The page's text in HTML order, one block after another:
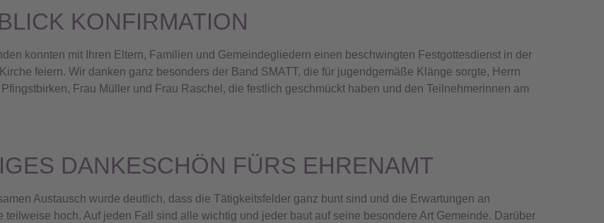
KONFIRMATION
konnten mit Ihren Eltern, Familien und Gemeindegliedern einen beschwingten Festgottesdienst in der
feiern. Wir danken ganz besonders der Band SMATT, die für jugendgemäße Klänge sorgte, Herrn
Pfingstbirken, Frau Müller und Frau Raschel, die festlich geschmückt haben und den Teilnehmerinnen am
DANKESCHÖN FÜRS EHRENAMT
Austausch wurde deutlich, dass die Tätigkeitsfelder ganz bunt sind und die Erwartungen an
teilweise hoch. Auf jeden Fall sind alle wichtig und jeder baut auf seine besondere Art Gemeinde. Darüber